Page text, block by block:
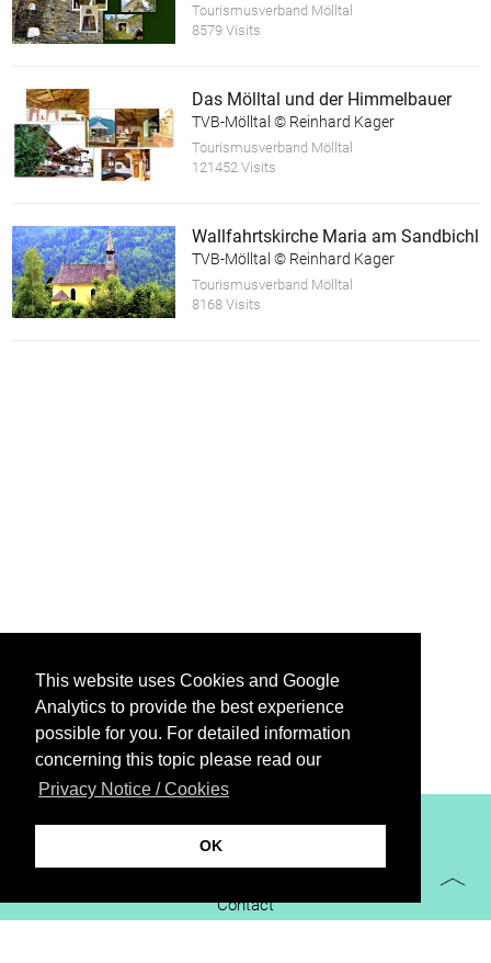
This website uses Cookies and Google
Analytics to provide the best experience
possible for you. For detailed information
concerning this topic please read our
Privacy Notice / Cookies
OK
Tourismusverband Mölltal
8579 Visits
Das Mölltal und der Himmelbauer
TVB-Mölltal © Reinhard Kager
Tourismusverband Mölltal
121452 Visits
Wallfahrtskirche Maria am Sandbichl
TVB-Mölltal © Reinhard Kager
Tourismusverband Mölltal
8168 Visits
XiBIT Infoguide 2021
Contact